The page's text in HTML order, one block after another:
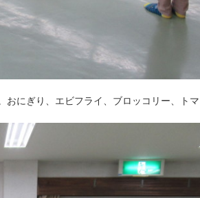
にぎり、エビフライ、ブロッコリー、ト